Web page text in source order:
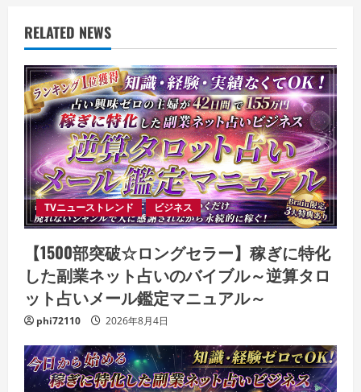
RELATED NEWS
TVニューストレンド ビジネス
【1500部突破☆ロングセラー】稼ぎに特化
した副業ネット占いのバイブル～逆算タロ
ット占いメール鑑定マニュアル～
phi72110 2026年8月4日